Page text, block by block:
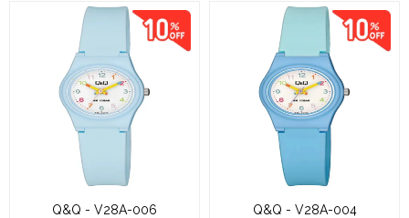
Q&Q - V28A-006 Q&Q - V28A-004